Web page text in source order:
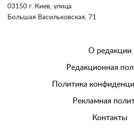
03150 г. Киев, улица
Большая Васильковская, 71
О редакции
Редакционная
Политика
Рекламная
Контакты